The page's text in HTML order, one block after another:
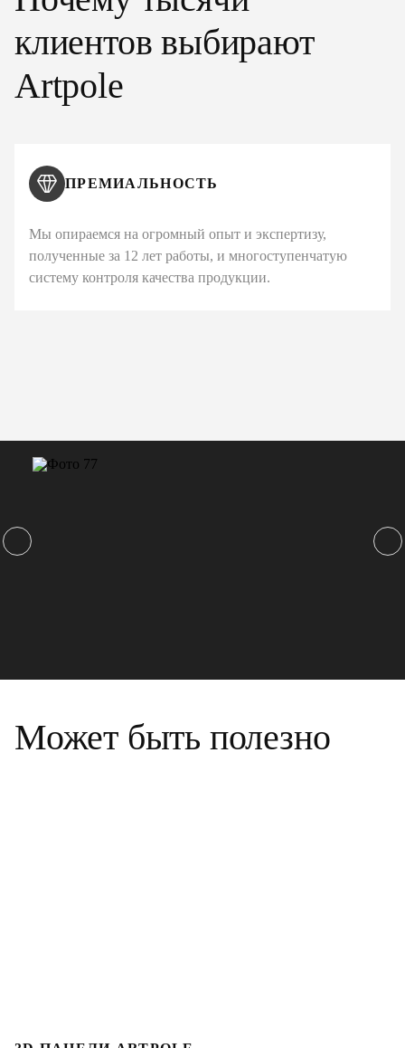
клиентов выбирают
Artpole
ПРЕМИАЛЬНОСТЬ
Мы опираемся на огромный опыт и экспертизу,
полученные за 12 лет работы, и многоступенчатую
систему контроля качества продукции.
Может быть полезно